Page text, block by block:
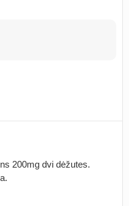
200mg dvi dėžutes.